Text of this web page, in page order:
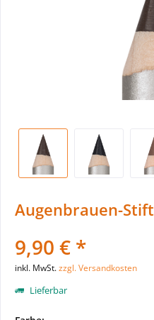
Augenbrauen-Stift
9,90 € *
inkl. MwSt.zzgl. Versandkosten
Lieferbar